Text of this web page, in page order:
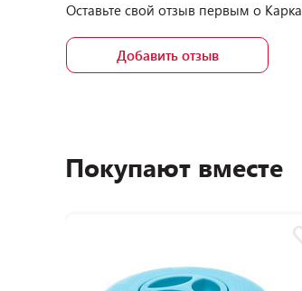
Оставьте свой отзыв первым о
Добавить отзыв
Покупают вместе